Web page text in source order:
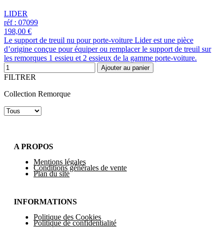
LIDER
réf : 07099
198,00 €
Le support de treuil nu pour porte-voiture Lider est une pièce
d’origine conçue pour équiper ou remplacer le support de treuil sur
les remorques 1 essieu et 2 essieux de la gamme porte-voiture.
Ajouter au panier
FILTRER
Collection Remorque
A PROPOS
Mentions légales
Conditions générales de vente
Plan du site
INFORMATIONS
Politique des Cookies
Politique de confidentialité